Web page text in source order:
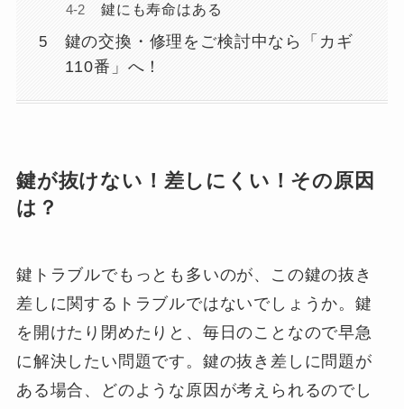
鍵にも寿命はある
鍵の交換・修理をご検討中なら「カギ
110番」へ！
鍵が抜けない！差しにくい！その原因
は？
鍵トラブルでもっとも多いのが、この鍵の抜き
差しに関するトラブルではないでしょうか。鍵
を開けたり閉めたりと、毎日のことなので早急
に解決したい問題です。鍵の抜き差しに問題が
ある場合、どのような原因が考えられるのでし